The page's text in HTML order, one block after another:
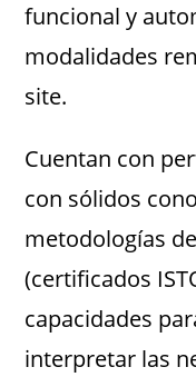
funcional y
modalidades
site.
Cuentan con
con sólidos
metodologías
(certificados
capacidades
interpretar las